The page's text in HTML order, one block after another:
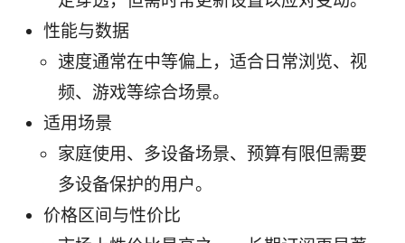
性能与数据
速度通常在中等偏上，适合日常浏览、视
频、游戏等综合场景。
适用场景
家庭使用、多设备场景、预算有限但需要
多设备保护的用户。
价格区间与性价比